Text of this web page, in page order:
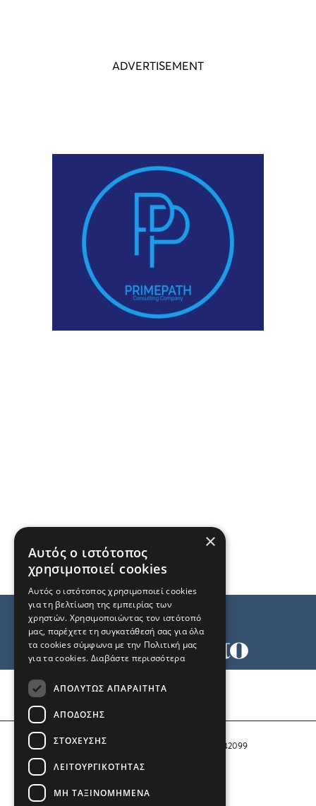
Αριθμός Πιστοποίησης Μ.Η.Τ. 242099
COPYRIGHT © 2026 Το Μανιφέστο
×
Αυτός ο ιστότοπος
χρησιμοποιεί cookies
Αυτός ο ιστότοπος χρησιμοποιεί cookies
για τη βελτίωση της εμπειρίας των
χρηστών. Χρησιμοποιώντας τον ιστότοπό
μας, παρέχετε τη συγκατάθεσή σας για όλα
τα cookies σύμφωνα με την Πολιτική μας
για τα cookies. Διαβάστε περισσότερα
ΑΠΟΛΎΤΩΣ ΑΠΑΡΑΊΤΗΤΑ
ΑΠΌΔΟΣΗΣ
ΣΤΌΧΕΥΣΗΣ
ΛΕΙΤΟΥΡΓΙΚΌΤΗΤΑΣ
ΜΗ ΤΑΞΙΝΟΜΗΜΈΝΑ